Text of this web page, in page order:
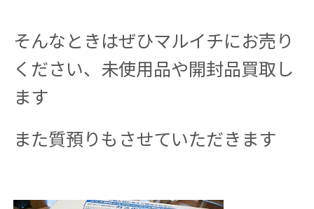
そんなときはぜひマルイチにお売り
ください、未使用品や開封品買取し
ます
また質預りもさせていただきます